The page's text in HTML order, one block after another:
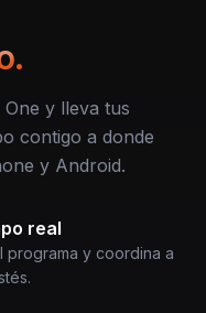
y lleva tus
contigo a donde
y Android.
real
programa y coordina a